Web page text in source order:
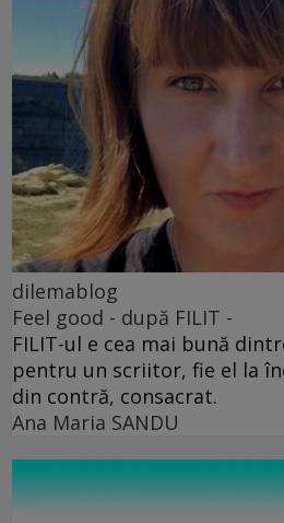
dilemablog
Feel good - după FILIT -
FILIT-ul e cea mai bună
pentru un scriitor, fie el la
din contră, consacrat.
Ana Maria SANDU